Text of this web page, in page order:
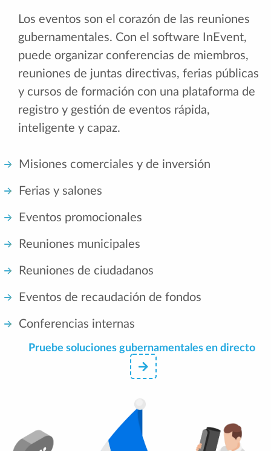
Los eventos son el corazón de las reuniones
gubernamentales. Con el software InEvent,
puede organizar conferencias de miembros,
reuniones de juntas directivas, ferias públicas
y cursos de formación con una plataforma de
registro y gestión de eventos rápida,
inteligente y capaz.
Misiones comerciales y de inversión
Ferias y salones
Eventos promocionales
Reuniones municipales
Reuniones de ciudadanos
Eventos de recaudación de fondos
Conferencias internas
Pruebe soluciones gubernamentales en directo